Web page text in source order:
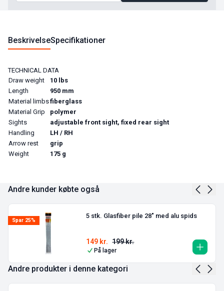
BeskrivelseSpecifikationer
TECHNICAL DATA
Draw weight
10 lbs
Length
950 mm
Material limbsfiberglass
Material Grip
polymer
Sights
adjustable front sight, fixed rear sight
Handling
LH / RH
Arrow rest
grip
Weight
175 g
Andre kunder købte også
Spar 25%
5 stk. Glasfiber pile 28″ med alu spids
199kr.
149 kr.
På lager
Andre produkter i denne kategori